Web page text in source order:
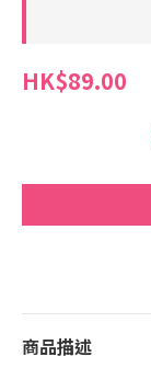
HK$89.00
商品描述